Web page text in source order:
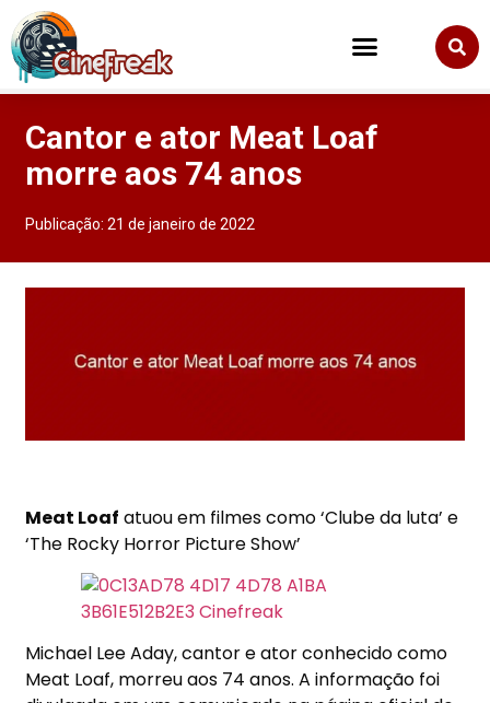
Cantor e ator Meat Loaf
morre aos 74 anos
Publicação:21 de janeiro de 2022
Meat Loaf atuou em filmes como ‘Clube da luta’ e
‘The Rocky Horror Picture Show’
Michael Lee Aday, cantor e ator conhecido como
Meat Loaf, morreu aos 74 anos. A informação foi